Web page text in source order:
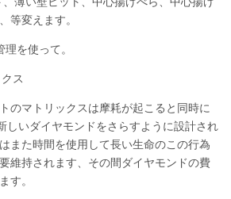
等変えます。
を使って。
ス
のマトリックスは摩耗が起こると同時に
しいダイヤモンドをさらすように設計され
また時間を使用して長い生命のこの行為
維持されます、その間ダイヤモンドの費
す。